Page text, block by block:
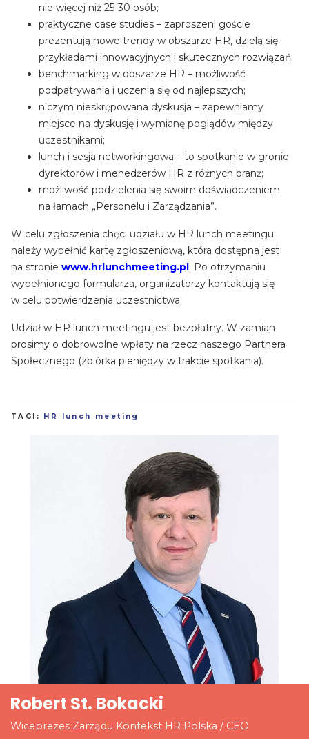
nie więcej niż 25-30 osób;
praktyczne case studies – zaproszeni goście
prezentują nowe trendy w obszarze HR, dzielą się
przykładami innowacyjnych i skutecznych rozwiązań;
benchmarking w obszarze HR – możliwość
podpatrywania i uczenia się od najlepszych;
niczym nieskrępowana dyskusja – zapewniamy
miejsce na dyskusję i wymianę poglądów między
uczestnikami;
lunch i sesja networkingowa – to spotkanie w gronie
dyrektorów i menedżerów HR z różnych branż;
możliwość podzielenia się swoim doświadczeniem
na łamach „Personelu i Zarządzania”.
W celu zgłoszenia chęci udziału w HR lunch meetingu
należy wypełnić kartę zgłoszeniową, która dostępna jest
na stronie www.hrlunchmeeting.pl. Po otrzymaniu
wypełnionego formularza, organizatorzy kontaktują się
w celu potwierdzenia uczestnictwa.
Udział w HR lunch meetingu jest bezpłatny. W zamian
prosimy o dobrowolne wpłaty na rzecz naszego Partnera
Społecznego (zbiórka pieniędzy w trakcie spotkania).
TAGI: HR lunch meeting
Robert St. Bokacki
Wiceprezes Zarządu Kontekst HR Polska / CEO